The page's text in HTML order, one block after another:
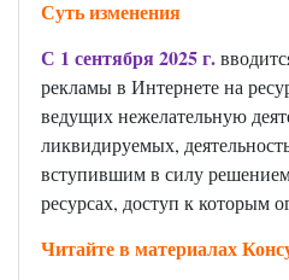
Суть изменения
С 1 сентября 2025 г.
рекламы в Интернете на
ведущих нежелательную
ликвидируемых,
вступившим в силу
ресурсах, доступ к которым
Читайте в материалах